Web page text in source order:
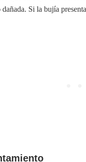
Si la bujía